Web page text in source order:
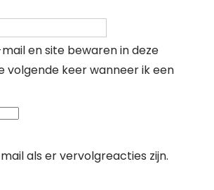
en site bewaren in deze
volgende keer wanneer ik een
als er vervolgreacties zijn.